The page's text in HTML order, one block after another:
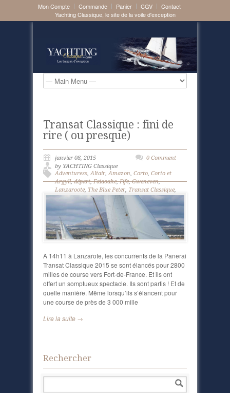
Mon Compte Commande Panier CGV
Contact
Yachting Classique, le site de la voile d'exception
Transat Classique : fini de
rire ( ou presque)
janvier 08, 2015
by YACHTING Classique
Adventuress,Altair,Amazon, Corto, Corto et
Argyll,départ,Faiaoahe,Fife,Gweneven,
Lanzaroote, The Blue Peter, Transat Classique,
Vagabundo
0 Comment
À 14h11 à Lanzarote, les concurrents de la Panerai
Transat Classique 2015 se sont élancés pour 2800
milles de course vers Fort-de-France. Et ils ont
offert un somptueux spectacle. Ils sont partis ! Et de
quelle manière. Même lorsqu’ils s’élancent pour
une course de près de 3 000 mille
Lire la suite →
Rechercher